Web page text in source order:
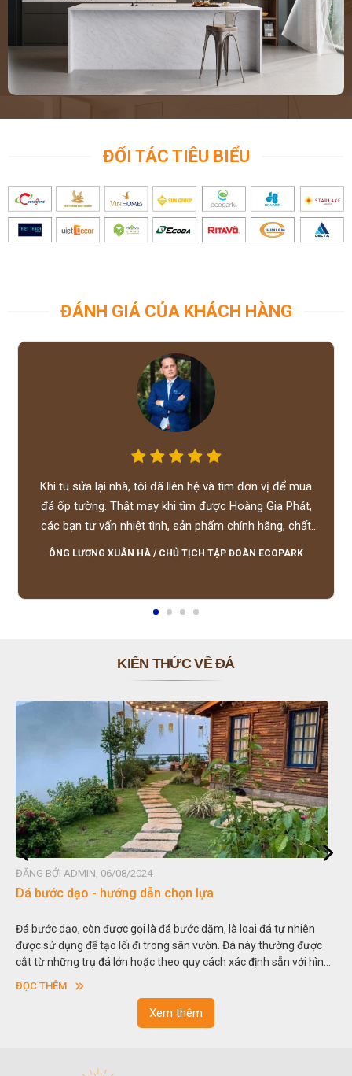
ĐỐI TÁC TIÊU BIỂU
ĐÁNH GIÁ CỦA KHÁCH HÀNG
Khi tu sửa lại nhà, tôi đã liên hệ và tìm đơn vị để mua
đá ốp tường. Thật may khi tìm được Hoàng Gia Phát,
các bạn tư vấn nhiệt tình, sản phẩm chính hãng, chất
lượng tốt, giá hợp lý, hỗ trợ tận tình.
ÔNG LƯƠNG XUÂN HÀ / CHỦ TỊCH TẬP ĐOÀN ECOPARK
KIẾN THỨC VỀ ĐÁ
ĐĂNG BỞI ADMIN, 06/08/2024
Dá bước dạo - hướng dẫn chọn lựa
Đá bước dạo, còn được gọi là đá bước dặm, là loại đá tự nhiên
được sử dụng để tạo lối đi trong sân vườn. Đá này thường được
cắt từ những trụ đá lớn hoặc theo quy cách xác định sẵn với hình
vuông hoặc hình chữ nhật và có độ dày khác nhau.
ĐỌC THÊM
Xem thêm